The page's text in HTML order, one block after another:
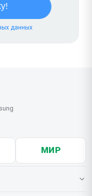
данных
МИР